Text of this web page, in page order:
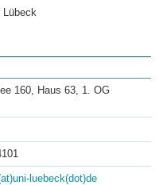
Lübeck
160, Haus 63, 1. OG
luebeck(dot)de